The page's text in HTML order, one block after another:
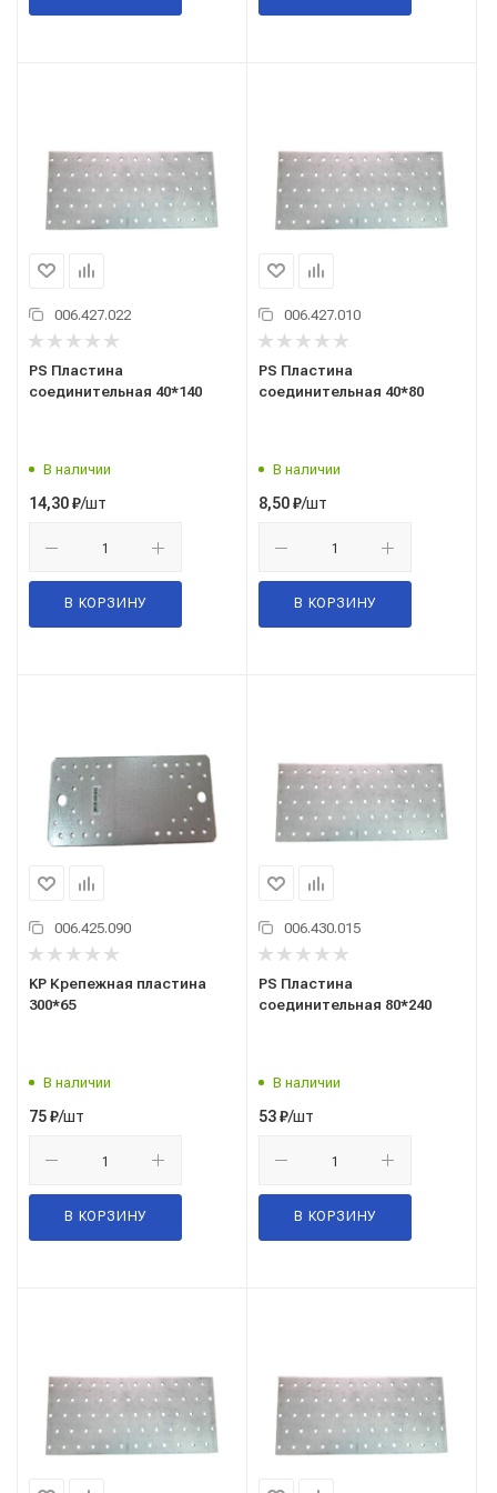
006.427.022
PS Пластина
соединительная 40*140
В наличии
14,30₽/шт
В КОРЗИНУ
006.427.010
PS Пластина
соединительная 40*80
В наличии
8,50₽/шт
В КОРЗИНУ
006.425.090
KP Крепежная пластина
300*65
В наличии
75₽/шт
В КОРЗИНУ
006.430.015
PS Пластина
соединительная 80*240
В наличии
53₽/шт
В КОРЗИНУ